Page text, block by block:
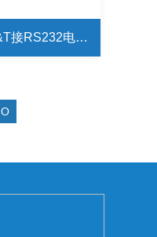
德安特10kg/0.01gD&T接RS232电脑通讯国产探花精品ES10000/0.01g